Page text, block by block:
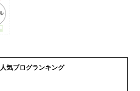
人気ブログランキング